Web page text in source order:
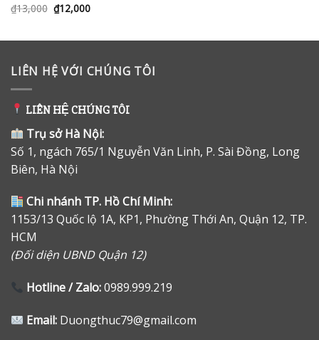
Được xếp
₫13,000 Giá
gốc
₫12,000Giá
₫12,000.
LIÊN HỆ VỚI CHÚNG TÔI
LIÊN HỆ CHÚNG TÔI
Trụ sở Hà Nội:
Số 1, ngách 765/1 Nguyễn Văn Linh, P. Sài Đồng, Long
Biên, Hà Nội
Chi nhánh TP. Hồ Chí Minh:
1153/13 Quốc lộ 1A, KP1, Phường Thới An, Quận 12, TP.
HCM
(Đối diện UBND Quận 12)
Hotline / Zalo:0989.999.219
Email: Duongthuc79@gmail.com